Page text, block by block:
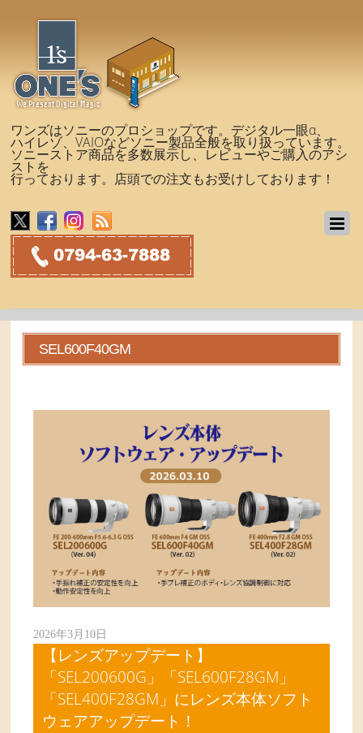
ワンズはソニーのプロショップです。デジタル一眼α、
ハイレゾ、VAIOなどソニー製品全般を取り扱っています。
ソニーストア商品を多数展示し、レビューやご購入のアシ
ストを
行っております。店頭での注文もお受けしております！
SEL600F40GM
2026年3月10日
【レンズアップデート】
「SEL200600G」「SEL600F28GM」
「SEL400F28GM」にレンズ本体ソフト
ウェアアップデート！